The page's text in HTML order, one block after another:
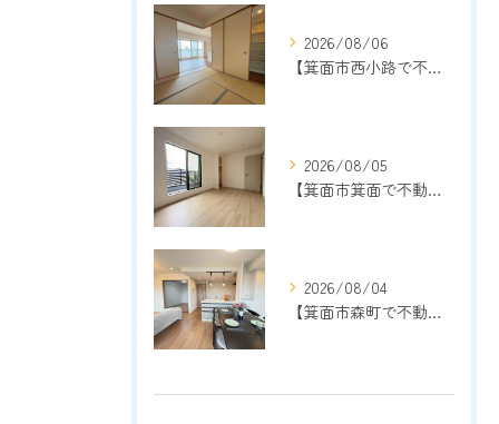
2026/08/06
【箕面市西小路で不動産売却をご検討中の方へ】地域密着13年以上の売却専門店が成功のポイントを解説
2026/08/05
【箕面市箕面で不動産売却をご検討中の方へ】地域密着13年以上の売却専門店が売却成功のポイントを解説
2026/08/04
【箕面市森町で不動産売却をご検討中の方へ】地域密着13年以上の売却専門店が成功のポイントを解説